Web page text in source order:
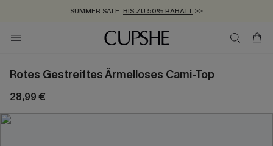
SUMMER SALE: BIS ZU 50% RABATT >>
ZUM NEWSLETTER:BIS ZU -20% EXTRA ERHALTEN
KOSTENLOSER VERSAND AB 89 €
Rotes Gestreiftes Ärmelloses Cami-Top
28,99 €